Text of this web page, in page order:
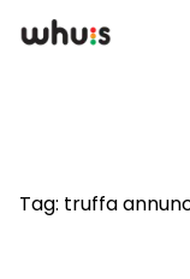
Tag: truffa